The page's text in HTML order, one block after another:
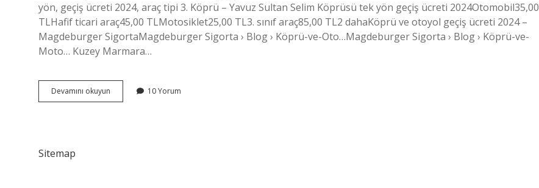
yön, geçiş ücreti 2024, araç tipi 3. Köprü – Yavuz Sultan Selim Köprüsü tek yön geçiş ücreti 2024Otomobil35,00
TLHafif ticari araç45,00 TLMotosiklet25,00 TL3. sınıf araç85,00 TL2 dahaKöprü ve otoyol geçiş ücreti 2024 –
Magdeburger SigortaMagdeburger Sigorta › Blog › Köprü-ve-Oto…Magdeburger Sigorta › Blog › Köprü-ve-
Moto… Kuzey Marmara…
Devamını okuyun
Sultan
10 Yorum
Sitemap